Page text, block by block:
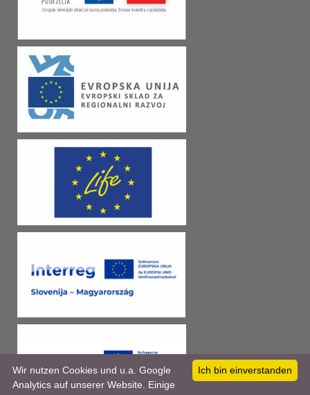
Ich bin einverstanden
Wir nutzen Cookies und u.a. Google
Analytics auf unserer Website. Einige